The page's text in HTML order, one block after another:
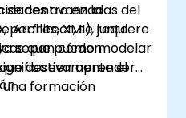
avanzadas del
perfiles, XMI), junto
que pueden
el
se centra en la
Architect, se requiere
sepan cómo modelar
deseen aprender
formación